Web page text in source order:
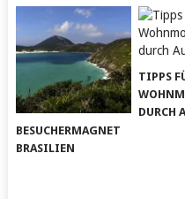
BESUCHERMAGNET
BRASILIEN
TIPPS
DURCH